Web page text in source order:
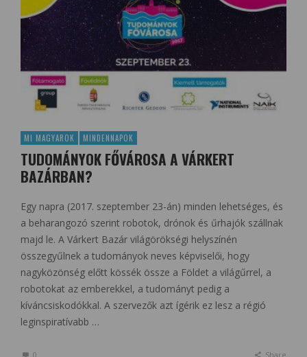
MI MAGYAROK MINDENNAPOK
TUDOMÁNYOK FŐVÁROSA A VÁRKERT
BAZÁRBAN?
Egy napra (2017. szeptember 23-án) minden lehetséges, és
a beharangozó szerint robotok, drónok és űrhajók szállnak
majd le. A Várkert Bazár világörökségi helyszínén
összegyűlnek a tudományok neves képviselői, hogy
nagyközönség előtt kössék össze a Földet a világűrrel, a
robotokat az emberekkel, a tudományt pedig a
kíváncsiskodókkal. A szervezők azt ígérik ez lesz a régió
leginspiratívabb …
0 Share